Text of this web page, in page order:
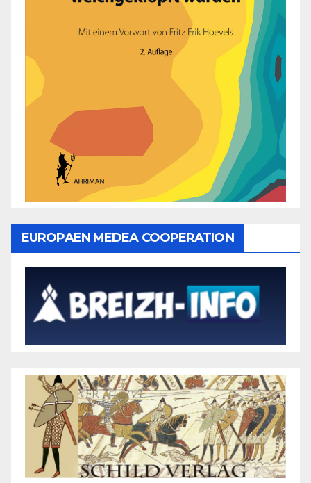
EUROPAEN MEDEA COOPERATION